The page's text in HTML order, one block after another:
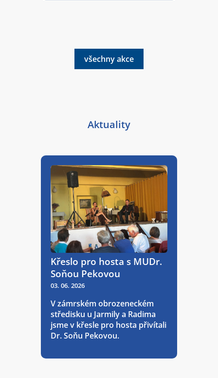
Aktuality
Křeslo pro hosta s MUDr.
Soňou Pekovou
03. 06. 2026
V zámrském obrozeneckém
středisku u Jarmily a Radima
jsme v křesle pro hosta přivítali
Dr. Soňu Pekovou.
všechny akce